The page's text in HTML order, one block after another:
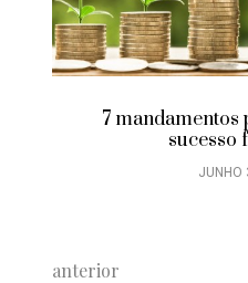
7 mandamentos
sucesso
JUNHO
anterior